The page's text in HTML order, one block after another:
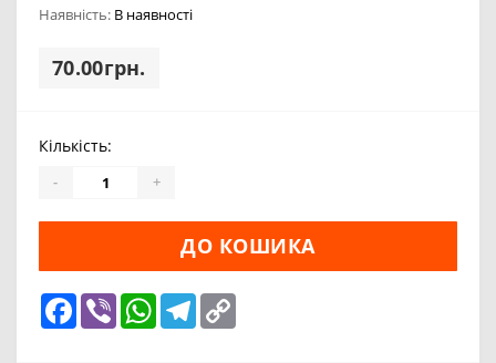
Наявність: В наявності
70.00грн.
Кількість:
- +
ДО КОШИКА
Facebook
Viber WhatsApp
Telegram